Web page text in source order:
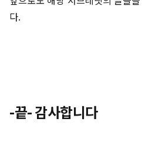
다.
-끝- 감사합니다